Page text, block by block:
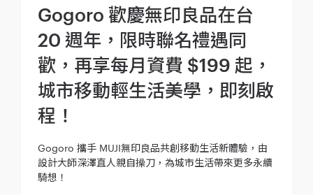
Gogoro 歡慶無印良品在台
20 週年，限時聯名禮遇同
歡，再享每月資費 $199 起，
城市移動輕生活美學，即刻啟
程！
Gogoro 攜手 MUJI無印良品共創移動生活新體驗，由
設計大師深澤直人親自操刀，為城市生活帶來更多永續
騎想！